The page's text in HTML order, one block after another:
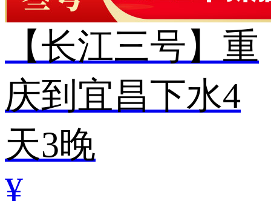
【长江三号】重
庆到宜昌下水4
天3晚
¥